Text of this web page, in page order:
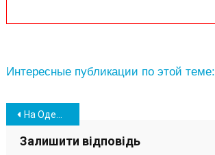
Интересные публикации по этой теме:
Навігація
записів
На Одещині 3 людей загинули і 22 поранені внаслідок атаки РФ
Залишити відповідь